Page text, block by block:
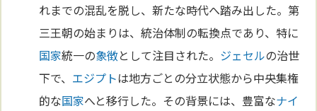
れまでの混乱を脱し、新たな時代へ踏み出した。第
三王朝の始まりは、統治体制の転換点であり、特に
国家統一の象徴として注目された。 ジェセルの治世
下で、 エジプトは地方ごとの分立状態から中央集権
的な国家へと移行した。その背景には、豊富なナイ